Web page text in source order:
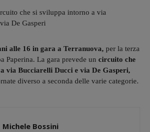
che si sviluppa intorno a via
De Gasperi
alle 16 in gara a Terranuova, per la terza
Paperina. La gara prevede un circuito che
via Bucciarelli Ducci e via De Gasperi,
diverso a seconda delle varie categorie.
Michele Bossini